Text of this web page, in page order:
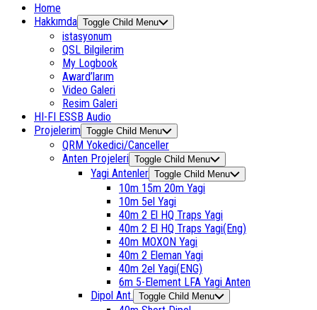
Home
Hakkımda Toggle Child Menu
istasyonum
QSL Bilgilerim
My Logbook
Award’larım
Video Galeri
Resim Galeri
HI-FI ESSB Audio
Projelerim Toggle Child Menu
QRM Yokedici/Canceller
Anten Projeleri Toggle Child Menu
Yagi Antenler Toggle Child Menu
10m 15m 20m Yagi
10m 5el Yagi
40m 2 El HQ Traps Yagi
40m 2 El HQ Traps Yagi(Eng)
40m MOXON Yagi
40m 2 Eleman Yagi
40m 2el Yagi(ENG)
6m 5-Element LFA Yagi Anten
Dipol Ant. Toggle Child Menu